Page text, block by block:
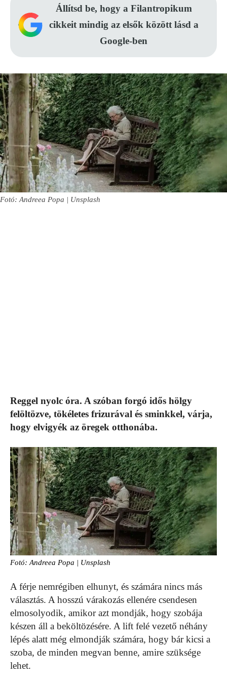
Állítsd be, hogy a Filantropikum
cikkeit mindig az elsők között lásd a
Google-ben
Fotó: Andreea Popa | Unsplash
Reggel nyolc óra. A szóban forgó idős hölgy
felöltözve, tökéletes frizurával és sminkkel, várja,
hogy elvigyék az öregek otthonába.
Fotó: Andreea Popa | Unsplash
A férje nemrégiben elhunyt, és számára nincs más
választás. A hosszú várakozás ellenére csendesen
elmosolyodik, amikor azt mondják, hogy szobája
készen áll a beköltözésére. A lift felé vezető néhány
lépés alatt még elmondják számára, hogy bár kicsi a
szoba, de minden megvan benne, amire szüksége
lehet.